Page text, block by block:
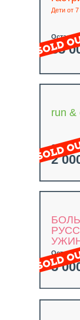
35
Дети от
run &
2
5